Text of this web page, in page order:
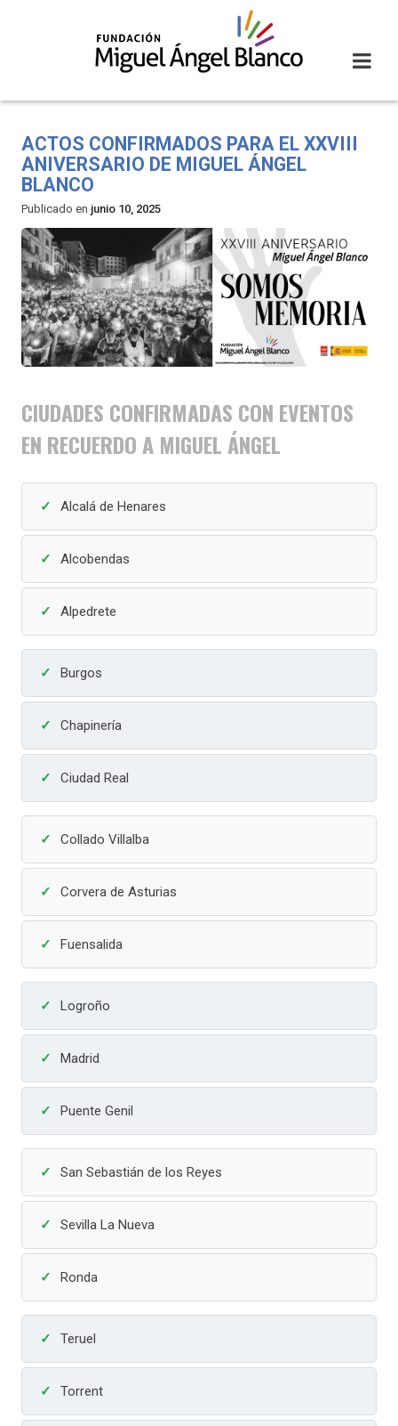
ACTOS CONFIRMADOS PARA EL XXVIII
ANIVERSARIO DE MIGUEL ÁNGEL
BLANCO
Publicado en junio 10, 2025
CIUDADES CONFIRMADAS CON EVENTOS
EN RECUERDO A MIGUEL ÁNGEL
Alcalá de Henares
Alcobendas
Alpedrete
Burgos
Chapinería
Ciudad Real
Collado Villalba
Corvera de Asturias
Fuensalida
Logroño
Madrid
Puente Genil
San Sebastián de los Reyes
Sevilla La Nueva
Ronda
Teruel
Torrent